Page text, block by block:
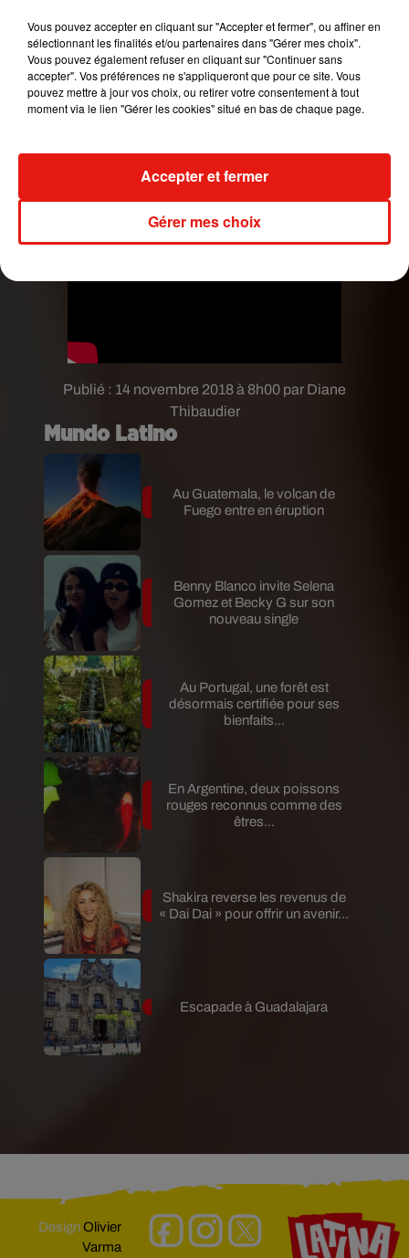
Publié : 14 novembre 2018 à 8h00 par Diane
Thibaudier
Mundo Latino
Au Guatemala, le volcan de
Fuego entre en éruption
Benny Blanco invite Selena
Gomez et Becky G sur son
nouveau single
Au Portugal, une forêt est
désormais certifiée pour ses
bienfaits...
En Argentine, deux poissons
rouges reconnus comme des
êtres...
Shakira reverse les revenus de
« Dai Dai » pour offrir un avenir...
Escapade à Guadalajara
DesignOlivier
Varma
Vous pouvez accepter en cliquant sur "Accepter et fermer", ou affiner en
sélectionnant les finalités et/ou partenaires dans "Gérer mes choix".
Vous pouvez également refuser en cliquant sur "Continuer sans
accepter". Vos préférences ne s'appliqueront que pour ce site. Vous
pouvez mettre à jour vos choix, ou retirer votre consentement à tout
moment via le lien "Gérer les cookies" situé en bas de chaque page.
Gérer mes choix
Accepter et fermer